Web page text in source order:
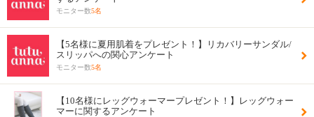
モニター数5名
【5名様に夏用肌着をプレゼント！】リカバリーサンダル/
スリッパへの関心アンケート
モニター数5名
【10名様にレッグウォーマープレゼント！】レッグウォー
マーに関するアンケート